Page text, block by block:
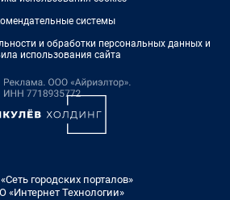
системы
и обработки персональных данных и
использования сайта
городских порталов»
«Интернет Технологии»